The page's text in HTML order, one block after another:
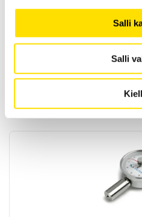
Salli
Salli
SAUTER TVP
PRICE